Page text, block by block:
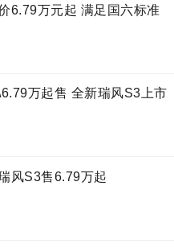
6.79万元起 满足国六标准
万起售 全新瑞风S3上市
风S3售6.79万起